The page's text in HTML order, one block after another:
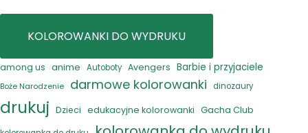
KOLOROWANKI DO WYDRUKU
among us anime Autoboty Avengers Barbie i przyjaciele
Boże Narodzenie darmowe kolorowanki dinozaury
drukuj Dzieci edukacyjne kolorowanki Gacha Club